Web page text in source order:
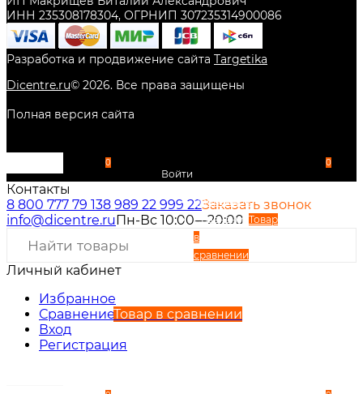
ИНН 235308178304, ОГРНИП 307235314900086
Разработка и продвижение сайта Targetika
Dicentre.ru© 2026. Все права защищены
Полная версия сайта
0
Войти
Избранное
Сравнение Товар
в
сравнении
0
Контакты
8 800 777 79 138 989 22 999 22Заказать звонок
info@dicentre.ruПн-Вс 10:00—20:00
Личный кабинет
Избранное
СравнениеТовар в сравнении
Вход
Регистрация